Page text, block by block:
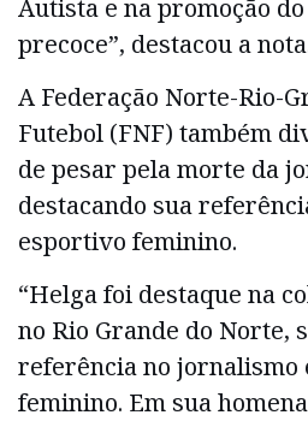
Autista e na promoção
precoce”, destacou a
A Federação Norte-Rio-
Futebol (FNF) também
de pesar pela morte da
destacando sua
esportivo feminino.
“Helga foi destaque na
no Rio Grande do Norte,
referência no jornalismo
feminino. Em sua